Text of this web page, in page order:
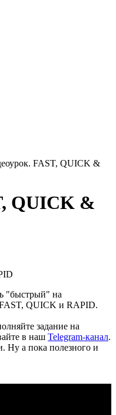
FAST, QUICK &
QUICK &
"быстрый" на
QUICK и RAPID.
задание на
в наш Telegram-канал.
Ну а пока полезного и